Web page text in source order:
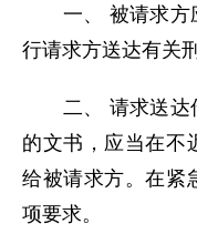
一、 被请求方
行请求方送达有关
二、 请求送达
的文书，应当在不
给被请求方。在紧
项要求。